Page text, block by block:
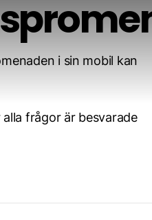
i sin mobil kan
frågor är besvarade